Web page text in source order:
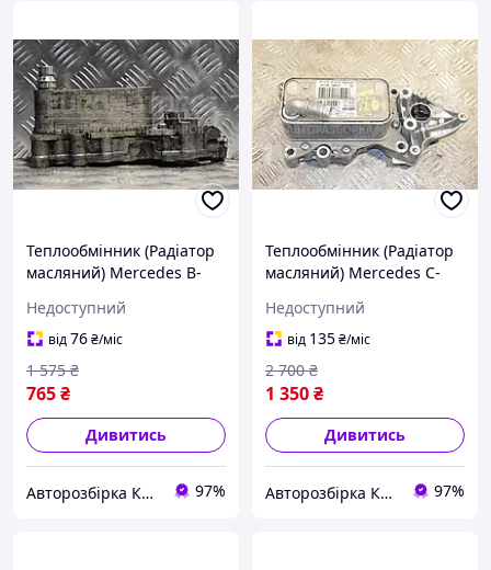
Теплообмінник (Радіатор
масляний) Mercedes B-
A6511801065 120869
Недоступний
від76₴/міс
765₴
1 575 ₴
Дивитись
Авторозбірка Київ б/у автозапчастини 97%
Теплообмінник (Радіатор
масляний) Mercedes C-
2015 A6511800665 222026
Недоступний
від 135₴/міс
1 350₴
2 700 ₴
Дивитись
Авторозбірка Київ б/у автозапчастини 97%